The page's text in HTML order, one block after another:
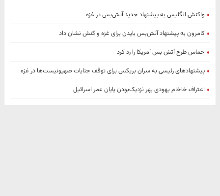
واکنش انگلیس به پیشنهاد جدید آتش‌بس در غزه
کامرون به پیشنهاد آتش‌بس بایدن برای غزه واکنش نشان داد
حماس طرح آتش بس آمریکا را رد کرد
پیشنهادهای رئیسی به سران بریکس برای توقف جنایات صهیونیست‌ها در غزه
اعتراف خاخام یهودی بهر نزدیک‌بودن پایان عمر اسرائیل